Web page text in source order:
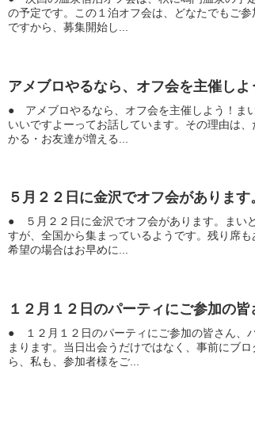
の予定です。この１泊オフ会は、どなたでもご
ですから、募集開始し...
アメブロやるなら、オフ会を主催しよ
● アメブロやるなら、オフ会を主催しよう！ま
いいですよーってお話しています。その理由は
かる・お友達が増える...
５月２２日に金沢でオフ会があります
● ５月２２日に金沢でオフ会があります。まい
すが、全国から集まっているようです。残り席
希望の場合はお早めに...
１２月１２日のパーティにご参加の皆
● １２月１２日のパーティにご参加の皆さん、
まります。当日出会うだけではなく、事前にブ
ら、私も、参加者様をご...